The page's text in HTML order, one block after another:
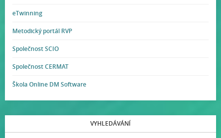
eTwinning
Metodický portál RVP
Společnost SCIO
Společnost CERMAT
Škola Online DM Software
VYHLEDÁVÁNÍ